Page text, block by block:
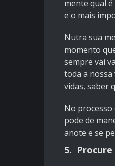
mente qual
e o mais
Nutra sua
momento
sempre vai
toda a
vidas, saber
No processo
pode de
anote e se
5. Procure